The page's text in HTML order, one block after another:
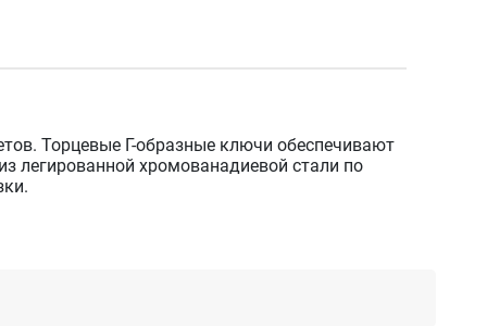
Торцевые Г-образные ключи обеспечивают
легированной хромованадиевой стали по